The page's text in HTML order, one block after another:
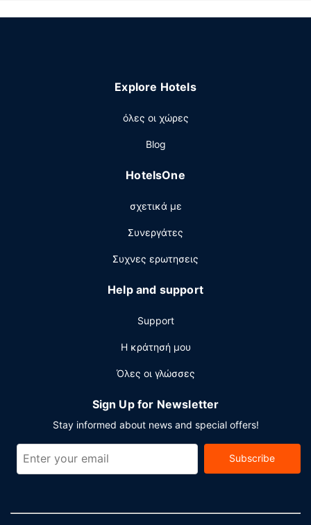
Απολαύστε τις ψυχαγωγικές δραστηριότητες που
Απολαύστε τοπική και διεθνής κουζίνα στο 107 Steak &
εστιατόριο διαθέτει μπαρ/lounge και προσφέρει θέα
δεξίωση που λαμβάνει χώρα συγκεκριμένες ημέρες.
Στις σημαντικές παροχές περιλαμβάνονται
24ωρο, γρήγορο check-in και γρήγορο check-out. Αυτό το
ξενοδοχείο διαθέτει 5 αίθουσες κατάλληλες για
εκδηλώσεις. Στους χώρους μας θα βρείτε δωρεάν
Explore Hotels
όλες οι χώρες
Blog
HotelsOne
σχετικά με
Συνεργάτες
Συχνες ερωτησεις
Help and support
Support
Η κράτησή μου
Όλες οι γλώσσες
Sign Up for Newsletter
Stay informed about news and special offers!
Subscribe